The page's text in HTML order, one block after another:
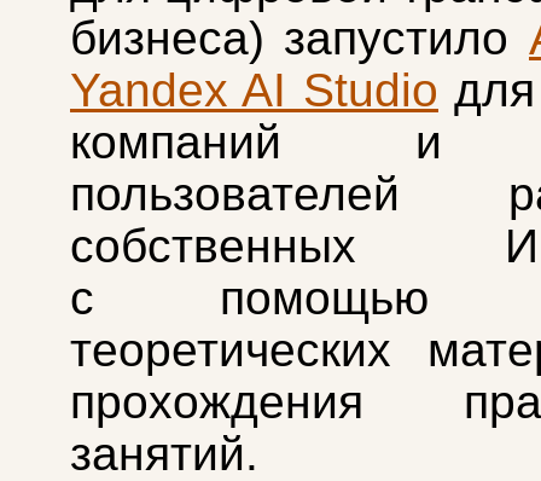
бизнеса) запустило
Yandex AI Studio
компаний и
пользователей
собственных
с помощью
теоретических
прохождения
занятий.